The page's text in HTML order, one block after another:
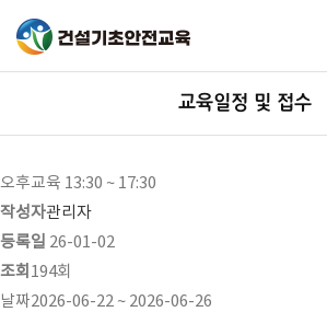
교육일정 및 접수
오후교육 13:30 ~ 17:30
작성자관리자
등록일 26-01-02
조회 194회
날짜2026-06-22 ~ 2026-06-26